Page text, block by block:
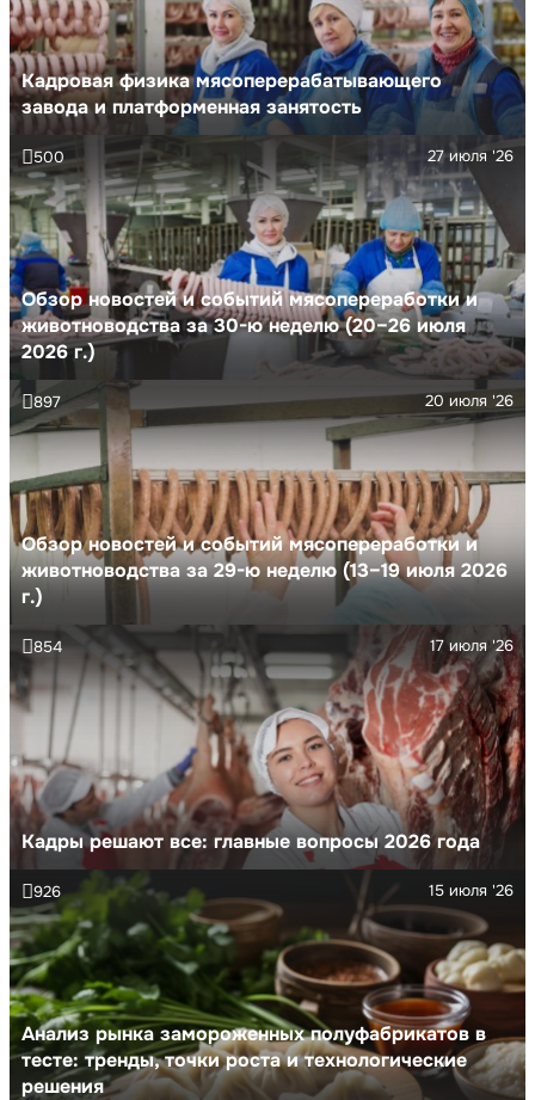
Кадровая физика мясоперерабатывающего
завода и платформенная занятость
Обзор новостей и событий мясопереработки и
животноводства за 30-ю неделю (20–26 июля
2026 г.)
27 июля '26
500
Обзор новостей и событий мясопереработки и
животноводства за 29-ю неделю (13–19 июля 2026
г.)
20 июля '26
897
Кадры решают все: главные вопросы 2026 года
17 июля '26
854
Анализ рынка замороженных полуфабрикатов в
тесте: тренды, точки роста и технологические
решения
15 июля '26
926